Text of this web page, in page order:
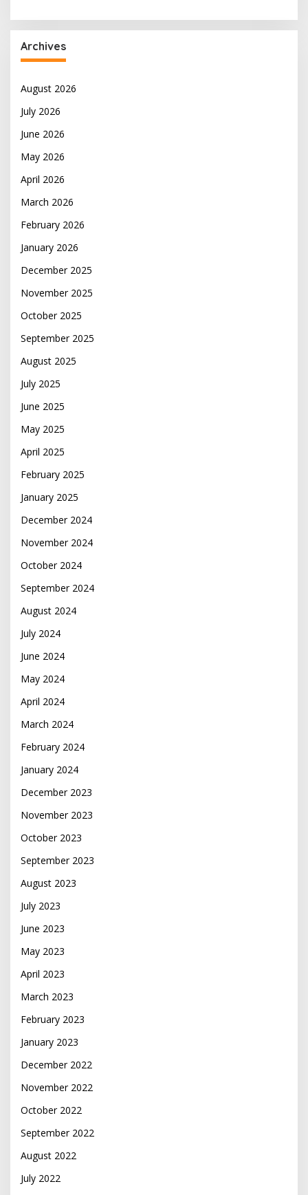
Archives
August 2026
July 2026
June 2026
May 2026
April 2026
March 2026
February 2026
January 2026
December 2025
November 2025
October 2025
September 2025
August 2025
July 2025
June 2025
May 2025
April 2025
February 2025
January 2025
December 2024
November 2024
October 2024
September 2024
August 2024
July 2024
June 2024
May 2024
April 2024
March 2024
February 2024
January 2024
December 2023
November 2023
October 2023
September 2023
August 2023
July 2023
June 2023
May 2023
April 2023
March 2023
February 2023
January 2023
December 2022
November 2022
October 2022
September 2022
August 2022
July 2022